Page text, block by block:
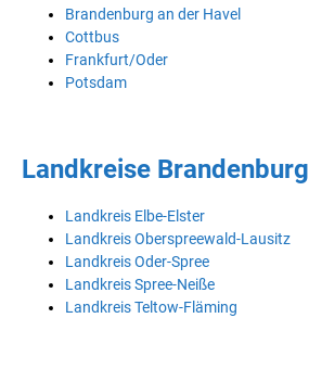
Brandenburg an der Havel
Cottbus
Frankfurt/Oder
Potsdam
Landkreise Brandenburg
Landkreis Elbe-Elster
Landkreis Oberspreewald-Lausitz
Landkreis Oder-Spree
Landkreis Spree-Neiße
Landkreis Teltow-Fläming